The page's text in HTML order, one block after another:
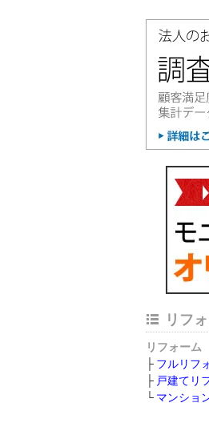
リフ
リフォーム
フルリフ
戸建てリ
マンショ